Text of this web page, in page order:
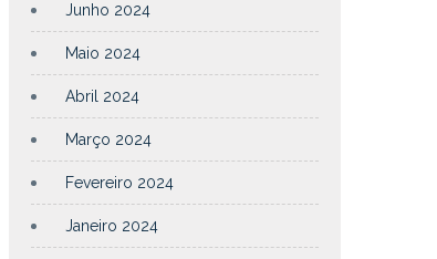
Junho 2024
Maio 2024
Abril 2024
Março 2024
Fevereiro 2024
Janeiro 2024